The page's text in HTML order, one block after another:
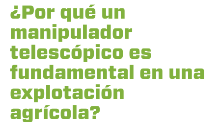
¿Por qué un
manipulador
telescópico es
fundamental en una
explotación
agrícola?